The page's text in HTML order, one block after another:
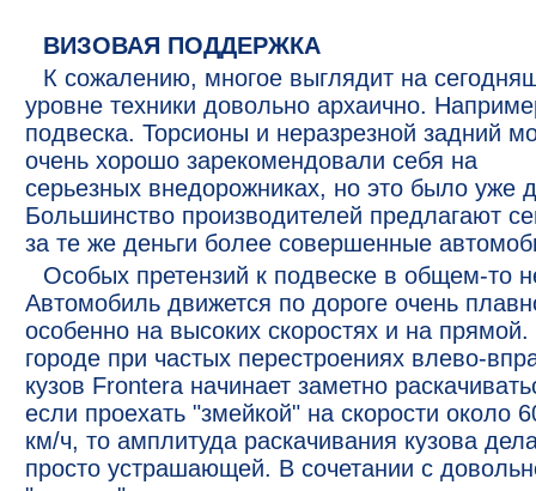
ВИЗОВАЯ ПОДДЕРЖКА
К сожалению, многое выглядит на
уровне техники довольно архаично.
подвеска. Торсионы и неразрезной задний
очень хорошо зарекомендовали себя на
серьезных внедорожниках, но это было уже
Большинство производителей предлагают
за те же деньги более совершенные
Особых претензий к подвеске в общем-то
Автомобиль движется по дороге очень
особенно на высоких скоростях и на
городе при частых перестроениях влево-
кузов Frontera начинает заметно
если проехать "змейкой" на скорости около
км/ч, то амплитуда раскачивания кузова
просто устрашающей. В сочетании с